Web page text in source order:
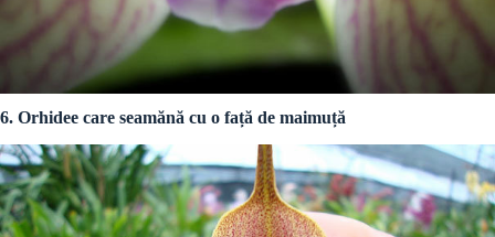
6. Orhidee care seamănă cu o față de maimuță